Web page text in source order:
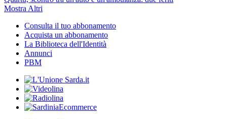
Mostra Altri
Consulta il tuo abbonamento
Acquista un abbonamento
La Biblioteca dell'Identità
Annunci
PBM